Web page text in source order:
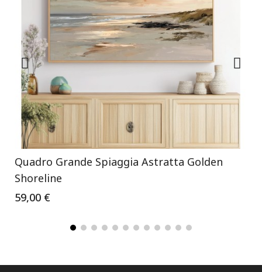
Quadro Grande Spiaggia Astratta Golden
Shoreline
59,00 €